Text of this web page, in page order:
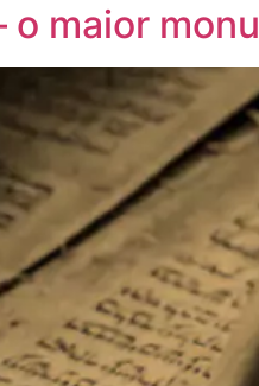
o maior